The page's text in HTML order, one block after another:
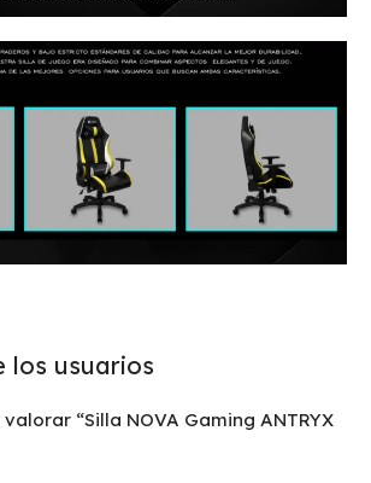
los usuarios
“Silla NOVA Gaming ANTRYX